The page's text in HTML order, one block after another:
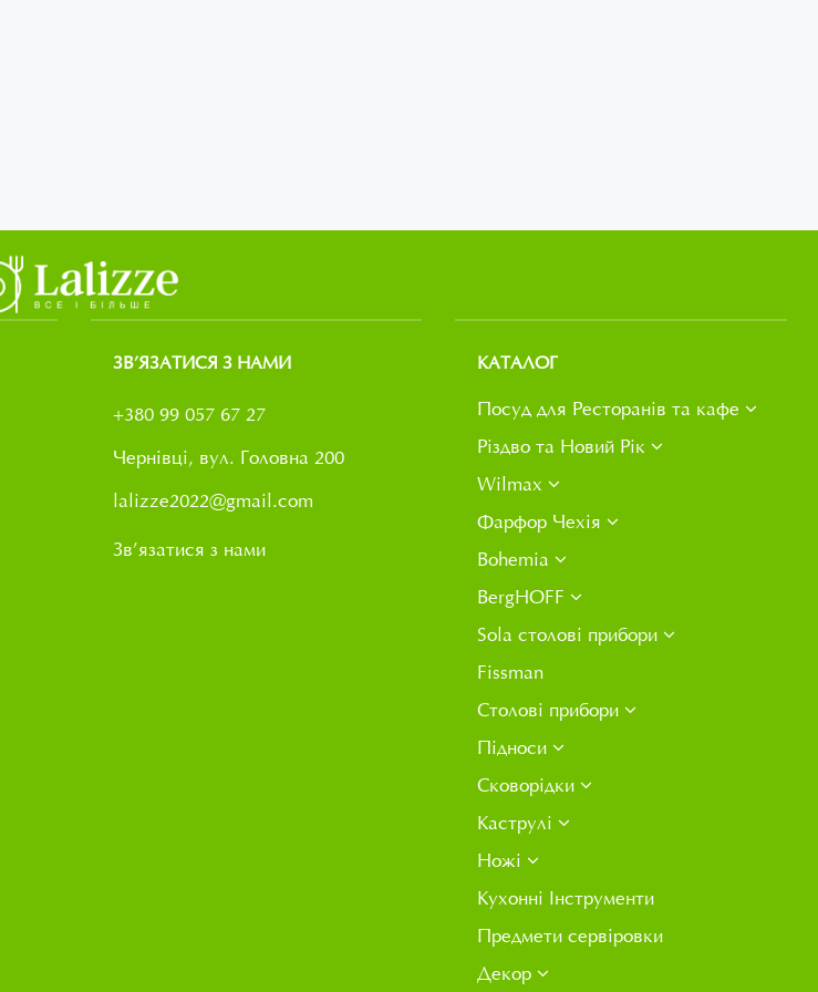
ЗВ’ЯЗАТИСЯ З НАМИ
+380 99 057 67 27
Чернівці, вул. Головна 200
lalizze2022@gmail.com
Зв’язатися з нами
КАТАЛОГ
Посуд для Ресторанів та кафе
Різдво та Новий Рік
Wilmax
Фарфор Чехія
Bohemia
BergHOFF
Sola столові прибори
Fissman
Столові прибори
Підноси
Сковорідки
Каструлі
Ножі
Кухонні Інструменти
Предмети сервіровки
Декор